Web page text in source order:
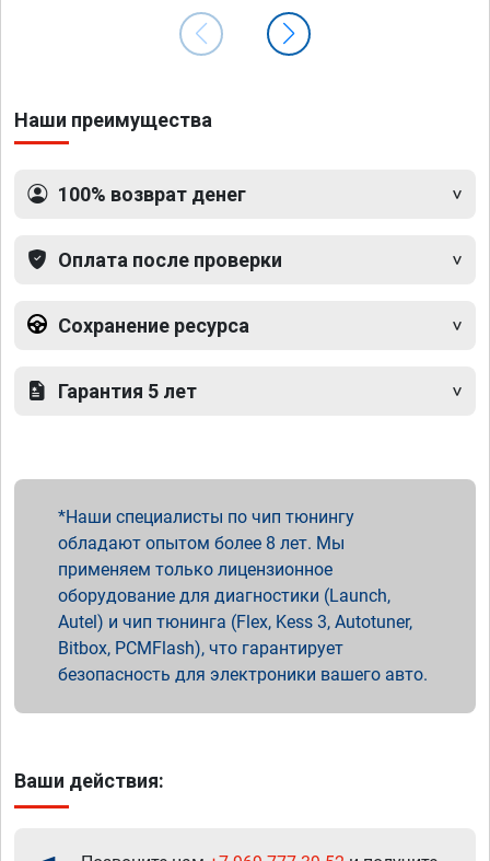
Наши преимущества
100% возврат денег
Оплата после проверки
Сохранение ресурса
Гарантия 5 лет
Наши специалисты по чип тюнингу
обладают опытом более 8 лет. Мы
применяем только лицензионное
оборудование для диагностики (Launch,
Autel) и чип тюнинга (Flex, Kess 3, Autotuner,
Bitbox, PCMFlash), что гарантирует
безопасность для электроники вашего авто.
Ваши действия: